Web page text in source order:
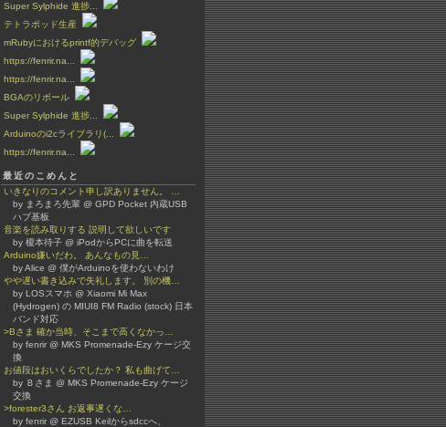
Super Sylphide 進捗...
テトラポッド生産
mRubyにおけるprintf的デバッグ
https://fenrir.na...
https://fenrir.na...
BGAのリボール
Super Sylphide 進捗...
Arduinoのi2cライブラリ(...
https://fenrir.na...
最近のこめんと
いきなりのコメント申し訳ありません。 …
by まろまろ先輩 @ GPD Pocket 内蔵USB
ハブ基板
音楽を読み取りする 説明して欲しいです
by 榎本待子 @ iPodからPCに曲を転送
Arduino嫌いだわ。 あんなもの見…
by Alice @ 僕がArduinoを使わないわけ
やや遅い書き込みで失礼します。 別の機…
by LOSスマホ @ Xiaomi Mi Max
(Hydrogen) の MIUI8 FM Radio (stock) 日本
バンド対応
>Bさま 確か当時、そこまで高くなかっ…
by fenrir @ MKS Promenade-Ezy ケージ交
換
お値段はおいくらでしたか？ 私も曲げて…
by Ｂさま @ MKS Promenade-Ezy ケージ
交換
>forester3さん お返事遅くな…
by fenrir @ EZUSB Keilからsdccへ、